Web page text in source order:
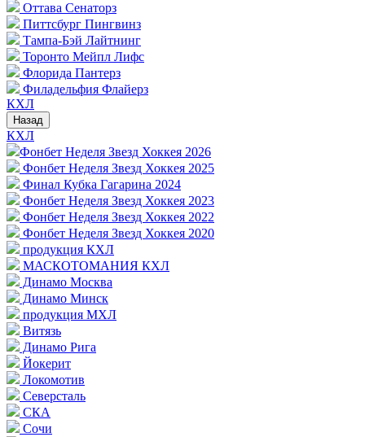
Оттава Сенаторз
Питтсбург Пингвинз
Тампа-Бэй Лайтнинг
Торонто Мейпл Лифс
Флорида Пантерз
Филадельфия Флайерз
КХЛ
Назад
КХЛ
Фонбет Неделя Звезд Хоккея 2026
Фонбет Неделя Звезд Хоккея 2025
Финал Кубка Гагарина 2024
Фонбет Неделя Звезд Хоккея 2023
Фонбет Неделя Звезд Хоккея 2022
Фонбет Неделя Звезд Хоккея 2020
продукция КХЛ
МАСКОТОМАНИЯ КХЛ
Динамо Москва
Динамо Минск
продукция МХЛ
Витязь
Динамо Рига
Йокерит
Локомотив
Северсталь
СКА
Сочи